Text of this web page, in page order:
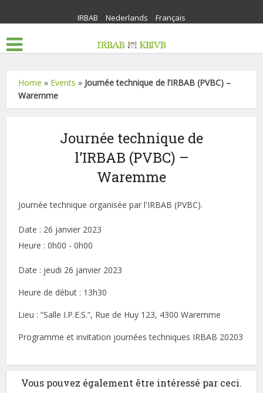
IRBAB Nederlands Français
Home » Events » Journée technique de l’IRBAB (PVBC) –
Waremme
Journée technique de
l’IRBAB (PVBC) –
Waremme
Journée technique organisée par l'IRBAB (PVBC).
Date : 26 janvier 2023
Heure :0h00 - 0h00
Date : jeudi 26 janvier 2023
Heure de début : 13h30
Lieu : “Salle I.P.E.S.”, Rue de Huy 123, 4300 Waremme
Programme et invitation journées techniques IRBAB 20203
Vous pouvez également être intéressé par ceci.